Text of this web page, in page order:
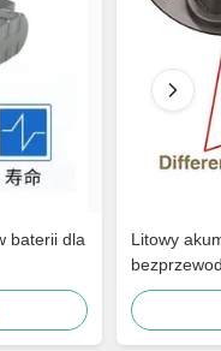
baterii dla
Litowy